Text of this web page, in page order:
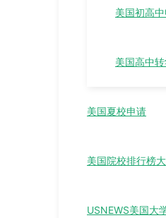
美国初高
美国高中
美国夏校申请
美国院校排行榜
USNEWS美国大